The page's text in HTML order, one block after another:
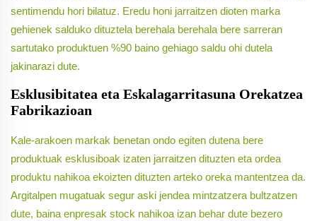
sentimendu hori bilatuz. Eredu honi jarraitzen dioten marka
gehienek salduko dituztela berehala berehala bere sarreran
sartutako produktuen %90 baino gehiago saldu ohi dutela
jakinarazi dute.
Esklusibitatea eta Eskalagarritasuna Orekatzea
Fabrikazioan
Kale-arakoen markak benetan ondo egiten dutena bere
produktuak esklusiboak izaten jarraitzen dituzten eta ordea
produktu nahikoa ekoizten dituzten arteko oreka mantentzea da.
Argitalpen mugatuak segur aski jendea mintzatzera bultzatzen
dute, baina enpresak stock nahikoa izan behar dute bezero